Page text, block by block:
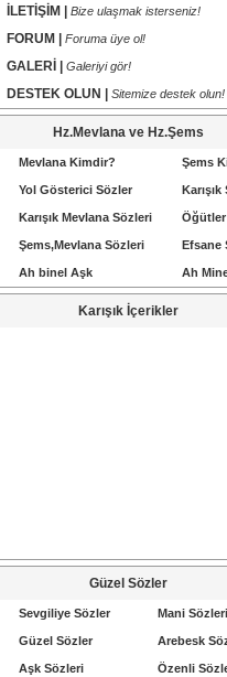
İLETİŞİM | Bize ulaşmak isterseniz!
FORUM | Foruma üye ol!
GALERİ | Galeriyi gör!
DESTEK OLUN | Sitemize destek olun!
Hz.Mevlana ve Hz.Şems
Mevlana Kimdir?
Yol Gösterici Sözler
Karışık Mevlana Sözleri
Şems,Mevlana Sözleri
Ah binel Aşk
Şems
Karışık
Öğütler
Efsane
Ah
Karışık İçerikler
Güzel Sözler
Sevgiliye Sözler
Güzel Sözler
Aşk Sözleri
Mani Sözleri
Arebesk
Özenli